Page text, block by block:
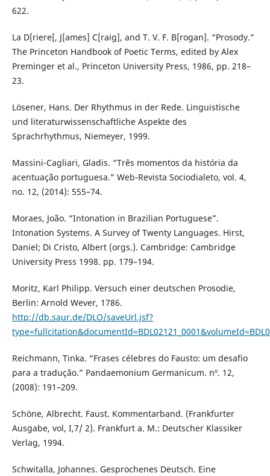
622.
La D[riere[, J[ames] C[raig], and T. V. F. B[rogan]. “Prosody.”
The Princeton Handbook of Poetic Terms, edited by Alex
Preminger et al., Princeton University Press, 1986, pp. 218–
23.
Lösener, Hans. Der Rhythmus in der Rede. Linguistische
und literaturwissenschaftliche Aspekte des
Sprachrhythmus, Niemeyer, 1999.
Massini-Cagliari, Gladis. “Três momentos da história da
acentuação portuguesa.” Web-Revista Sociodialeto, vol. 4,
no. 12, (2014): 555–74.
Moraes, João. “Intonation in Brazilian Portuguese”.
Intonation Systems. A Survey of Twenty Languages. Hirst,
Daniel; Di Cristo, Albert (orgs.). Cambridge: Cambridge
University Press 1998. pp. 179–194.
Moritz, Karl Philipp. Versuch einer deutschen Prosodie,
Berlin: Arnold Wever, 1786.
http://db.saur.de/DLO/saveUrl.jsf?
Reichmann, Tinka. “Frases célebres do Fausto: um desafio
para a tradução.” Pandaemonium Germanicum. nº. 12,
(2008): 191–209.
Schöne, Albrecht. Faust. Kommentarband. (Frankfurter
Ausgabe, vol, I,7/ 2). Frankfurt a. M.: Deutscher Klassiker
Verlag, 1994.
Schwitalla, Johannes. Gesprochenes Deutsch. Eine